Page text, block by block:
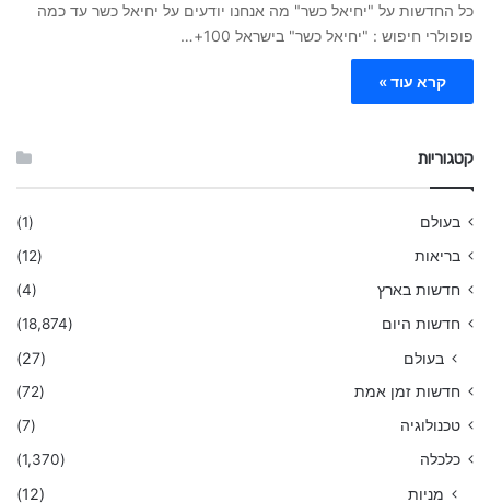
כל החדשות על "יחיאל כשר" מה אנחנו יודעים על יחיאל כשר עד כמה
פופולרי חיפוש : "יחיאל כשר" בישראל 100+…
קרא עוד »
קטגוריות
בעולם
(1)
בריאות
(12)
חדשות בארץ
(4)
חדשות היום
(18,874)
בעולם (27)
חדשות זמן אמת
(72)
טכנולוגיה
(7)
כלכלה
(1,370)
מניות (12)